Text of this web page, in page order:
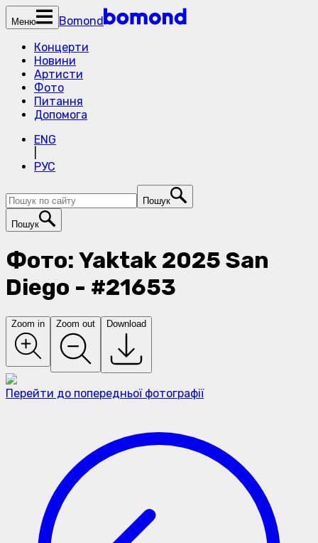
Меню
Bomond
Концерти
Новини
Артисти
Фото
Питання
Допомога
ENG
РУС
Пошук
Пошук
Фото: Yaktak 2025 San
Diego - #21653
Zoom in Zoom out Download
Перейти до попередньої фотографії